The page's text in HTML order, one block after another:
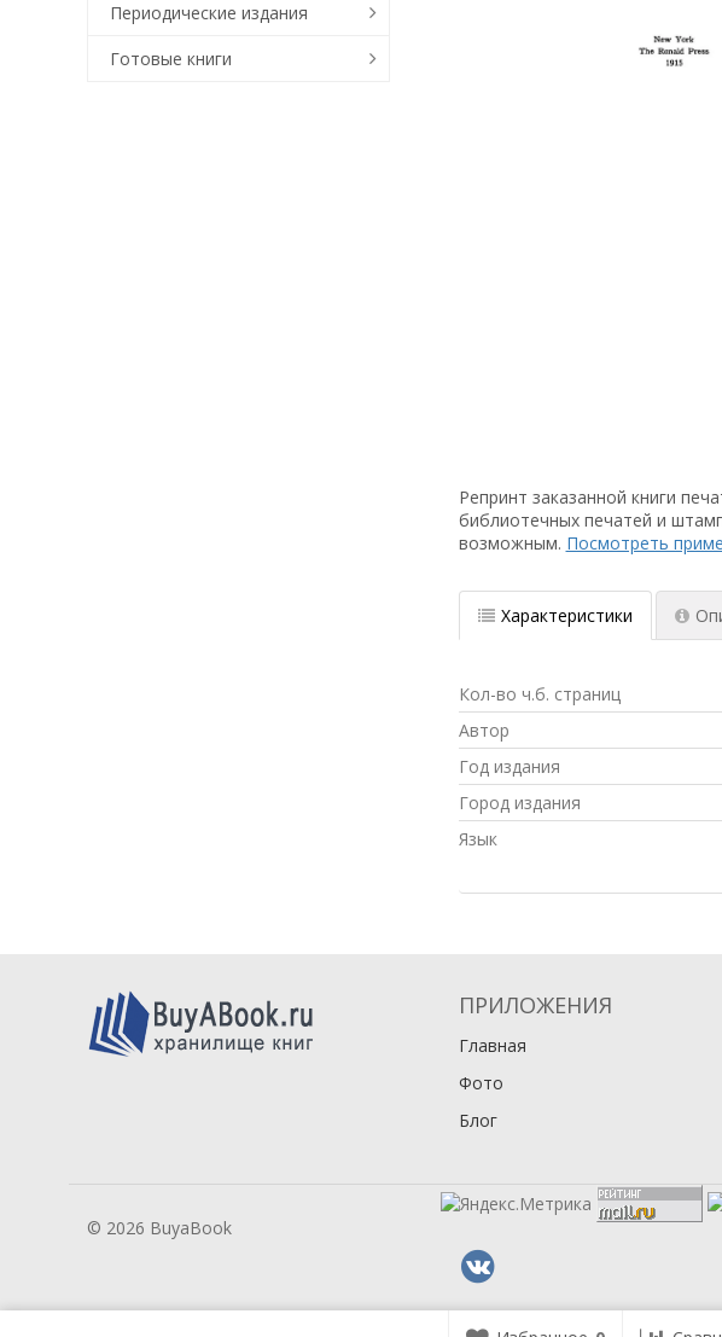
Репринт заказанной книги
библиотечных печатей и
возможным. Посмотреть
Характеристики
Кол-во ч.б. страниц
Автор
Год издания
Город издания
Язык
Периодические издания
Готовые книги
ПРИЛОЖЕНИЯ
Главная
Фото
Блог
© 2026 BuyaBook